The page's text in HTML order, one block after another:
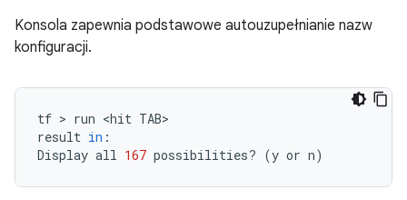
Konsola zapewnia podstawowe autouzupełnianie nazw
konfiguracji.
tf > run <hit TAB>
result in :
Display all 167 possibilities? (y or n)